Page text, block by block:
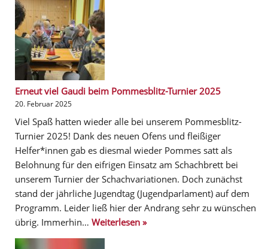
Erneut viel Gaudi beim Pommesblitz-Turnier 2025
20. Februar 2025
Viel Spaß hatten wieder alle bei unserem Pommesblitz-
Turnier 2025! Dank des neuen Ofens und fleißiger
Helfer*innen gab es diesmal wieder Pommes satt als
Belohnung für den eifrigen Einsatz am Schachbrett bei
unserem Turnier der Schachvariationen. Doch zunächst
stand der jährliche Jugendtag (Jugendparlament) auf dem
Programm. Leider ließ hier der Andrang sehr zu wünschen
übrig. Immerhin… Weiterlesen »